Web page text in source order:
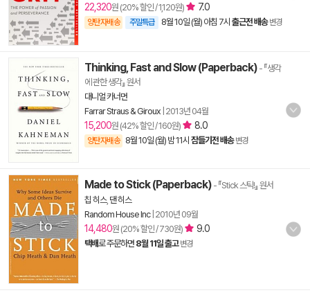
22,320원 (20% 할인 / 1,120원) 7.0
양탄자배송 주말특급 8월 10일 (월) 아침 7시 출근전 배송 변경
Thinking, Fast and Slow (Paperback) - 『생각
에 관한 생각』 원서
대니얼 카너먼
Farrar Straus & Giroux 2013년 04월
15,200원 (42% 할인 / 160원) 8.0
양탄자배송 8월 10일 (월) 밤 11시 잠들기전 배송 변경
Made to Stick (Paperback) - 『Stick 스틱!』 원서
칩 히스, 댄 히스
Random House Inc| 2010년 09월
14,480원 (20% 할인 / 730원) 9.0
택배로 주문하면 8월 11일 출고 변경